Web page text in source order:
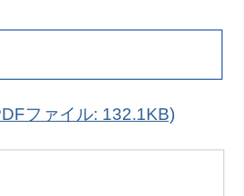
ファイル: 132.1KB)